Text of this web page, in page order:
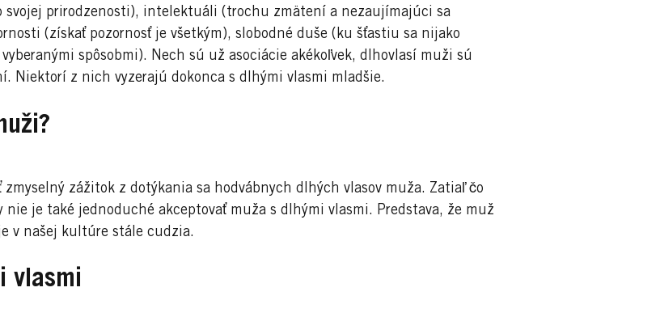
svojej prirodzenosti), intelektuáli (trochu zmätení a nezaujímajúci sa
(získať pozornosť je všetkým), slobodné duše (ku šťastiu sa nijako
spôsobmi). Nech sú už asociácie akékoľvek, dlhovlasí muži sú
Niektorí z nich vyzerajú dokonca s dlhými vlasmi mladšie.
zážitok z dotýkania sa hodvábnych dlhých vlasov muža. Zatiaľ čo
je také jednoduché akceptovať muža s dlhými vlasmi. Predstava, že muž
v našej kultúre stále cudzia.
vlasmi